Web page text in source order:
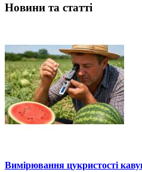
Новини та статті
Вимірювання цукристості